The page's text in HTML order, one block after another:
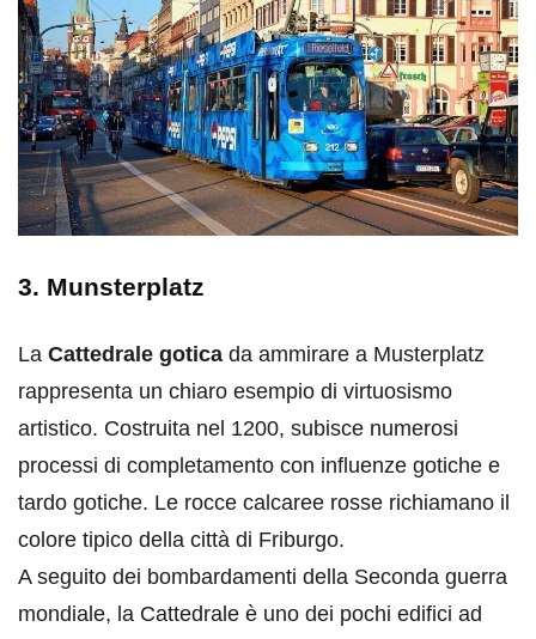
3. Munsterplatz
La Cattedrale gotica da ammirare a Musterplatz
rappresenta un chiaro esempio di virtuosismo
artistico. Costruita nel 1200, subisce numerosi
processi di completamento con influenze gotiche e
tardo gotiche. Le rocce calcaree rosse richiamano il
colore tipico della città di Friburgo.
A seguito dei bombardamenti della Seconda guerra
mondiale, la Cattedrale è uno dei pochi edifici ad